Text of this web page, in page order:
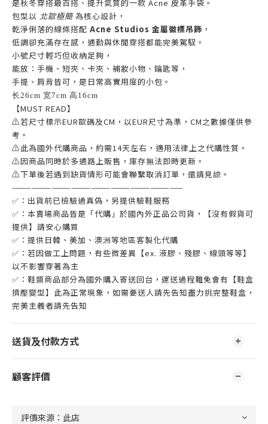
是秋冬穿搭最百搭、提升氣質的一款 Acne 皮革手袋。
包型以 北歐極簡為核心設計，
乾淨俐落的線條搭配 Acne Studios 金屬徽標吊飾 ，
低調卻充滿存在感，通勤與休閒穿搭都能完美駕馭。
小號尺寸輕巧但收納足夠，
能放：手機、短夾、卡夾、補妝小物、鑰匙等，
手提、肩背皆可，是日常高實用度的小包。
长26cm 宽7cm 高16cm
【MUST READ】
⚠若尺寸標示EUR歐碼及CM，以EUR尺寸為準，CM之數據僅供參
考。
⚠此為國外代購商品，約需14天左右，適用法律上之代購性質。
⚠因商品同時於多通路上販售，庫存無法即時更新。
⚠下單後若遇到缺貨情形可能會聯繫取消訂單，還請見諒。
——————————————————————————
✅：出貨前已檢驗過真偽，另提供驗鞋服務
✅：本賣場商品皆是「代購」於國內外正品公司貨，【沒有假貨可
提供】請安心購買
✅：提供日韓、美加、澳洲等地區客製化代購
✅：若因做工上問題，有些微差異【ex. 液膠、殘膠、線頭等等】
以不影響穿著為主
✅：鞋類商品部分為國外購入寄送回台，運送過程難免會有【鞋盒
擠壓變型】此為正常現象，如需要送人請先告知盡力挑完整鞋盒，
完美主義者請先告知
送貨及付款方式
顧客評價